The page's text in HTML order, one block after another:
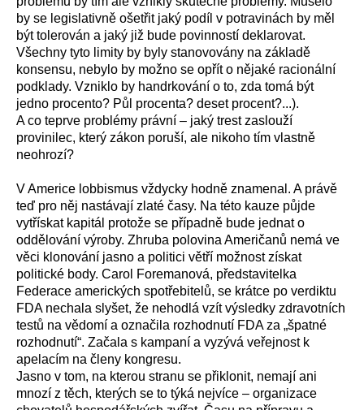
by se legislativně ošetřit jaký podíl v potravinách by měl
být tolerován a jaký již bude povinností deklarovat.
Všechny tyto limity by byly stanovovány na základě
konsensu, nebylo by možno se opřít o nějaké racionální
podklady. Vzniklo by handrkování o to, zda tomá být
jedno procento? Půl procenta? deset procent?...).
A co teprve problémy právní – jaký trest zaslouží
provinilec, který zákon poruší, ale nikoho tím vlastně
neohrozí?
V Americe lobbismus vždycky hodně znamenal. A právě
teď pro něj nastávají zlaté časy. Na této kauze půjde
vytřískat kapitál protože se případně bude jednat o
oddělování výroby. Zhruba polovina Američanů nemá ve
věci klonování jasno a politici větří možnost získat
politické body. Carol Foremanová, představitelka
Federace amerických spotřebitelů, se krátce po verdiktu
FDA nechala slyšet, že nehodlá vzít výsledky zdravotních
testů na vědomí a označila rozhodnutí FDA za „špatné
rozhodnutí“. Začala s kampaní a vyzývá veřejnost k
apelacím na členy kongresu.
Jasno v tom, na kterou stranu se přiklonit, nemají ani
mnozí z těch, kterých se to týká nejvíce – organizace